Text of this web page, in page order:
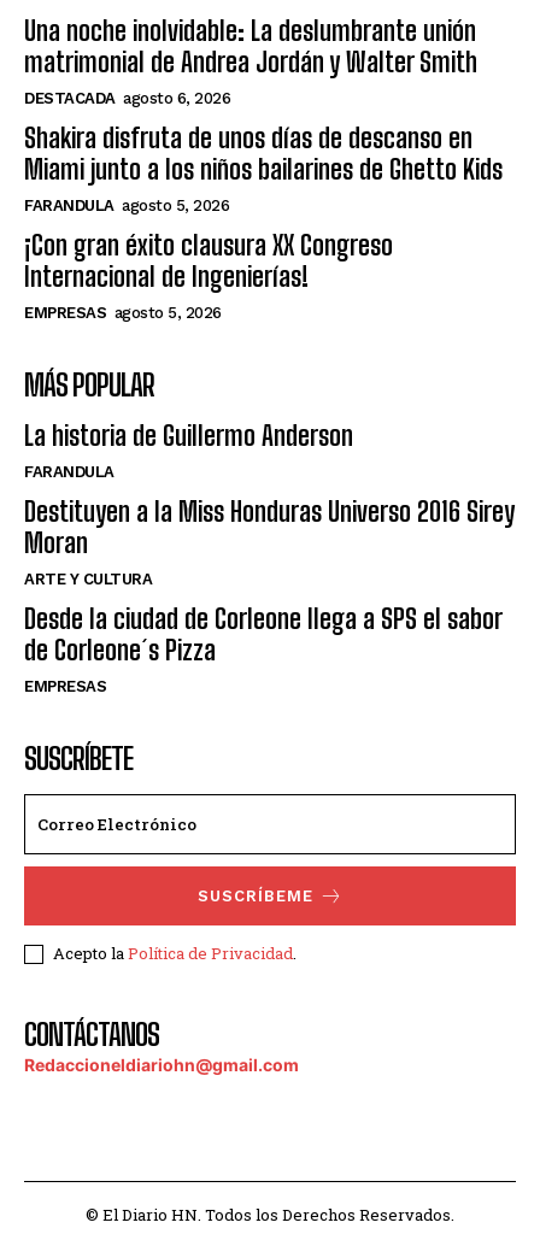
Una noche inolvidable: La deslumbrante unión
matrimonial de Andrea Jordán y Walter Smith
DESTACADA agosto 6, 2026
Shakira disfruta de unos días de descanso en
Miami junto a los niños bailarines de Ghetto Kids
FARANDULA agosto 5, 2026
¡Con gran éxito clausura XX Congreso
Internacional de Ingenierías!
EMPRESAS agosto 5, 2026
MÁS POPULAR
La historia de Guillermo Anderson
FARANDULA
Destituyen a la Miss Honduras Universo 2016 Sirey
Moran
ARTE Y CULTURA
Desde la ciudad de Corleone llega a SPS el sabor
de Corleone´s Pizza
EMPRESAS
SUSCRÍBETE
SUSCRÍBEME
Acepto laPolítica de Privacidad.
CONTÁCTANOS
Redaccioneldiariohn@gmail.com
© El Diario HN. Todos los Derechos Reservados.